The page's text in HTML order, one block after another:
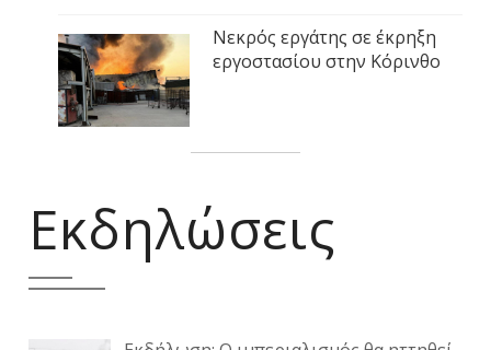
Νεκρός εργάτης σε έκρηξη
εργοστασίου στην Κόρινθο
Εκδηλώσεις